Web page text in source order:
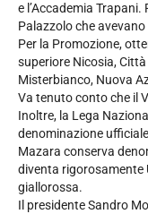
e l’Accademia
Palazzolo che
Per la Promozione,
superiore Nicosia,
Misterbianco, Nuova
Va tenuto conto che il
Inoltre, la Lega
denominazione
Mazara conserva
diventa rigorosamente
giallorossa.
Il presidente Sandro